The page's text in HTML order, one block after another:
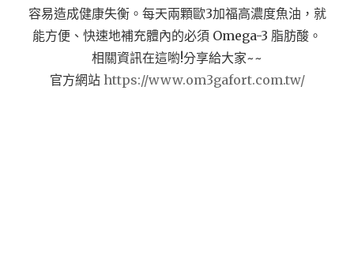
容易造成健康失衡。每天兩顆歐3加福高濃度魚油， 就
能方便、快速地補充體內的必須 Omega-3 脂肪酸。
相關資訊在這喲!分享給大家~~
官方網站https://www.om3gafort.com.tw/